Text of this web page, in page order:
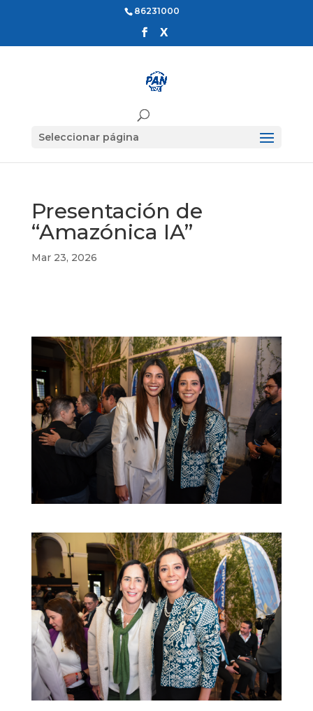
86231000
Seleccionar página
Presentación de
“Amazónica IA”
Mar 23, 2026